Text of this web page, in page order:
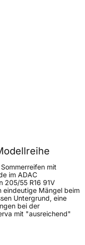
mit
im ADAC
205/55 R16 91V
eindeutige Mängel beim
Untergrund, eine
bei der
mit "ausreichend"